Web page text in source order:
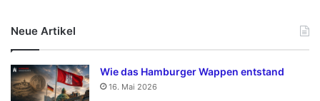
Neue Artikel
Wie das Hamburger Wappen entstand
16. Mai 2026